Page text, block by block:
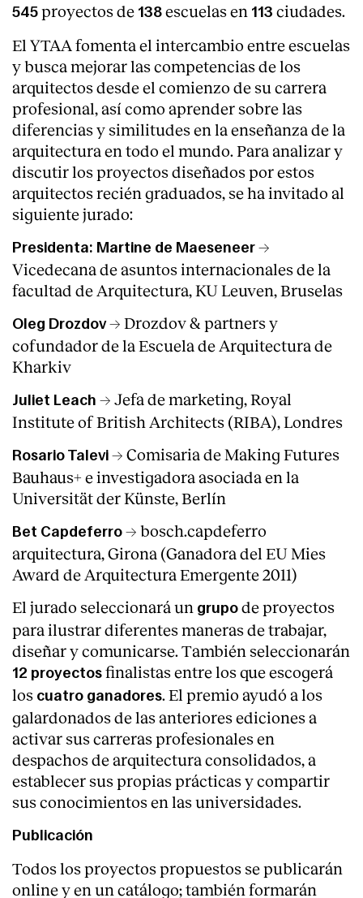
545 proyectos de 138 escuelas en 113 ciudades.
El YTAA fomenta el intercambio entre escuelas
y busca mejorar las competencias de los
arquitectos desde el comienzo de su carrera
profesional, así como aprender sobre las
diferencias y similitudes en la enseñanza de la
arquitectura en todo el mundo. Para analizar y
discutir los proyectos diseñados por estos
arquitectos recién graduados, se ha invitado al
siguiente jurado:
Presidenta: Martine de Maeseneer →
Vicedecana de asuntos internacionales de la
facultad de Arquitectura, KU Leuven, Bruselas
Oleg Drozdov→ Drozdov & partners y
cofundador de la Escuela de Arquitectura de
Kharkiv
Juliet Leach → Jefa de marketing, Royal
Institute of British Architects (RIBA), Londres
Rosario Talevi → Comisaria de Making Futures
Bauhaus+ e investigadora asociada en la
Universität der Künste, Berlín
Bet Capdeferro → bosch.capdeferro
arquitectura, Girona (Ganadora del EU Mies
Award de Arquitectura Emergente 2011)
El jurado seleccionará un grupo de proyectos
para ilustrar diferentes maneras de trabajar,
diseñar y comunicarse. También seleccionarán
12 proyectos finalistas entre los que escogerá
los cuatro ganadores. El premio ayudó a los
galardonados de las anteriores ediciones a
activar sus carreras profesionales en
despachos de arquitectura consolidados, a
establecer sus propias prácticas y compartir
sus conocimientos en las universidades.
Publicación
Todos los proyectos propuestos se publicarán
online y en un catálogo; también formarán